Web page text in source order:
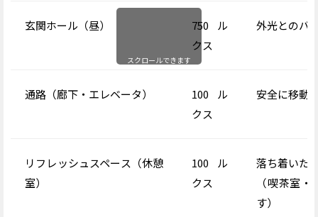
玄関ホール（昼） 750 ル
クス
外光とのバ
通路 （廊下・エレベータ） 100 ル
クス
安全に移動
リフレッシュスペース （休憩
室）
100 ル
クス
落ち着いた
（喫茶室・
す）
スクロールできます